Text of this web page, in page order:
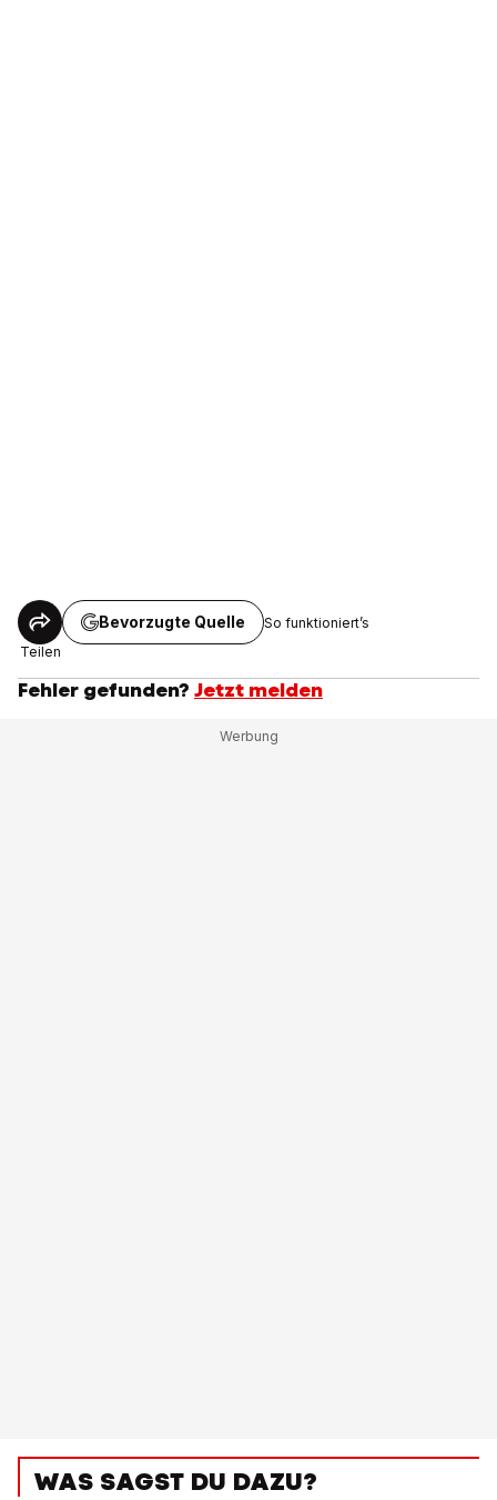
Teilen
Bevorzugte Quelle So funktioniert’s
Fehler gefunden? Jetzt melden
WAS SAGST DU DAZU?